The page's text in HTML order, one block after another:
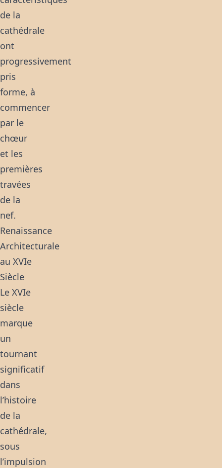
de la
cathédrale
ont
progressivement
pris
forme, à
commencer
par le
chœur
et les
premières
travées
de la
nef.
Renaissance
Architecturale
au XVIe
Siècle
Le XVIe
siècle
marque
un
tournant
significatif
dans
l’histoire
de la
cathédrale,
sous
l’impulsion